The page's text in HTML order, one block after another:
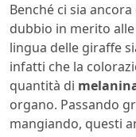
Benché ci sia
dubbio in merito
lingua delle giraffe
infatti che la
quantità di
organo. Passando
mangiando, questi